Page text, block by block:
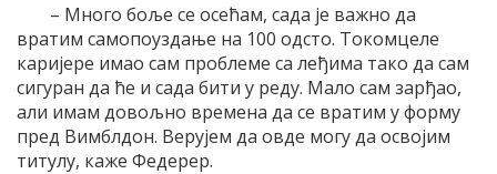
– Много боље се осећам, сада је важно да
вратим самопоуздање на 100 одсто. Токомцеле
каријере имао сам проблеме са леђима тако да сам
сигуран да ће и сада бити у реду. Мало сам зарђао,
али имам довољно времена да се вратим у форму
пред Вимблдон. Верујем да овде могу да освојим
титулу, каже Федерер.